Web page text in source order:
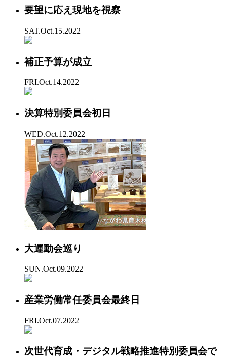
要望に応え現地を視察
SAT.Oct.15.2022
補正予算が成立
FRI.Oct.14.2022
決算特別委員会初日
WED.Oct.12.2022
大運動会巡り
SUN.Oct.09.2022
産業労働常任委員会最終日
FRI.Oct.07.2022
次世代育成・デジタル戦略推進特別委員会で